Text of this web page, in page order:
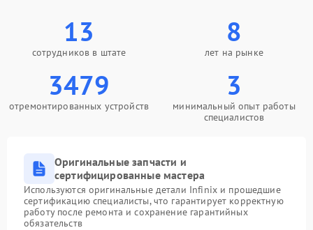
13
сотрудников в штате
8
лет на рынке
3479
отремонтированных устройств
3
минимальный опыт работы
специалистов
Оригинальные запчасти и
сертифицированные мастера
Используются оригинальные детали Infinix и прошедшие
сертификацию специалисты, что гарантирует корректную
работу после ремонта и сохранение гарантийных
обязательств